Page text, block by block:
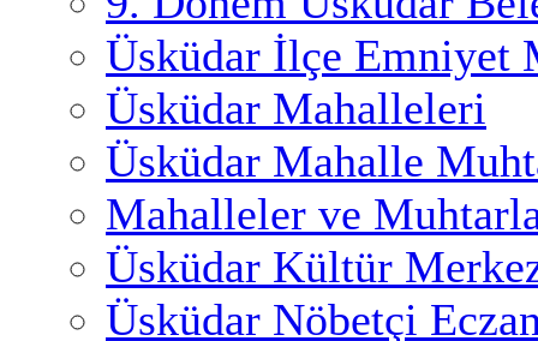
Üsküdar İlçe Emniyet
Üsküdar Mahalleleri
Üsküdar Mahalle
Mahalleler ve
Üsküdar Kültür
Üsküdar Nöbetçi